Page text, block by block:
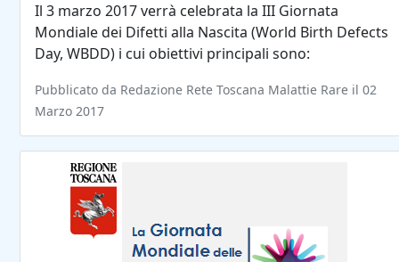
Il 3 marzo 2017 verrà celebrata la III Giornata
Mondiale dei Difetti alla Nascita (World Birth Defects
Day, WBDD) i cui obiettivi principali sono:
Pubblicato da Redazione Rete Toscana Malattie Rare il 02
Marzo 2017